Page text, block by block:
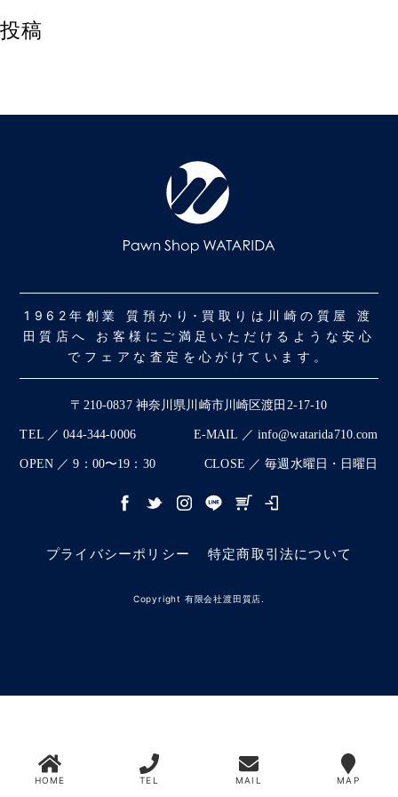
投稿
1962年創業 質預かり･買取りは川崎の質屋 渡
田質店へ お客様にご満足いただけるような安心
でフェアな査定を心がけています。
〒210-0837 神奈川県川崎市川崎区渡田2-17-10
TEL ／ 044-344-0006 E-MAIL ／ info@watarida710.com
OPEN ／ 9：00〜19：30 CLOSE ／ 毎週水曜日・日曜日
プライバシーポリシー 特定商取引法について
Copyright 有限会社渡田質店.
HOME TEL MAIL MAP